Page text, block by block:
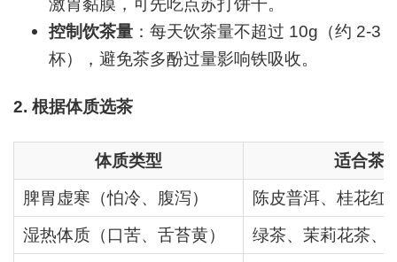
激胃黏膜，可先吃点苏打饼干。
控制饮茶量 ：每天饮茶量不超过 10g（约 2-3
杯），避免茶多酚过量影响铁吸收。
2. 根据体质选茶
体质类型
适合茶
脾胃虚寒（怕冷、腹泻）
陈皮普洱、桂花红
湿热体质（口苦、舌苔黄）
绿茶、茉莉花茶、